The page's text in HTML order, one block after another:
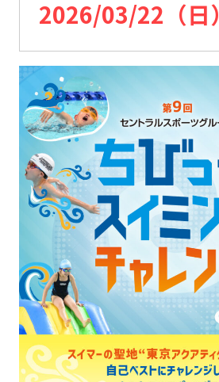
2026/03/22（日）